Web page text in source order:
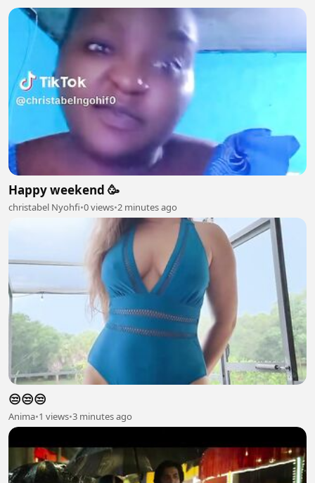
Happy weekend 🥳
christabel Nyohfi•0 views•2 minutes ago
😒😒😒
Anima•1 views•3 minutes ago